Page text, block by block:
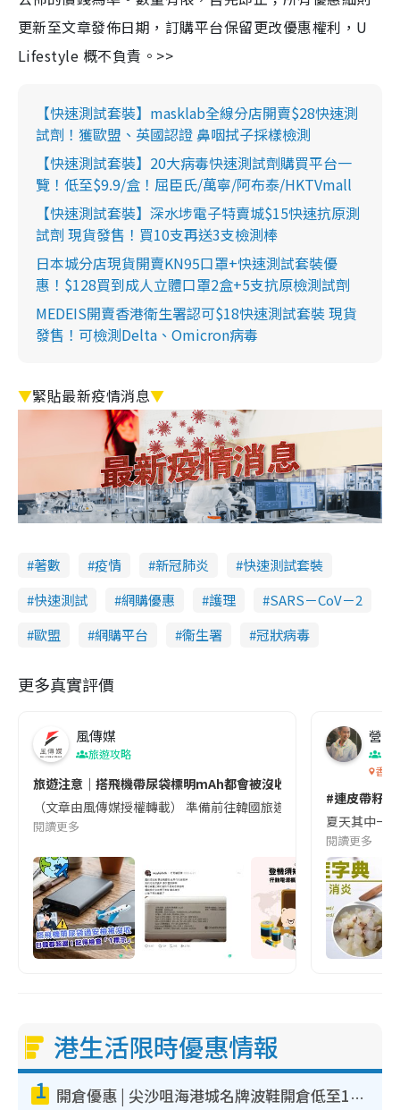
更新至文章發佈日期，訂購平台保留更改優惠權利，U
Lifestyle 概不負責。>>
【快速測試套裝】masklab全線分店開賣$28快速測
試劑！獲歐盟、英國認證 鼻咽拭子採樣檢測
【快速測試套裝】20大病毒快速測試劑購買平台一
覽！低至$9.9/盒！屈臣氏/萬寧/阿布泰/HKTVmall
【快速測試套裝】深水埗電子特賣城$15快速抗原測
試劑 現貨發售！買10支再送3支檢測棒
日本城分店現貨開賣KN95口罩+快速測試套裝優
惠！$128買到成人立體口罩2盒+5支抗原檢測試劑
MEDEIS開賣香港衛生署認可$18快速測試套裝 現貨
發售！可檢測Delta、Omicron病毒
▼緊貼最新疫情消息▼
著數 疫情 新冠肺炎
快速測試套裝
快速測試
網購優惠 護理
SARS－CoV－2
歐盟
網購平台 衞生署 冠狀病毒
更多真實評價
風傳媒
旅遊攻略
旅遊注意｜搭飛機帶尿袋標明mAh都會被沒收😱出發前切記檢查
（文章由風傳媒授權轉載） 準備前往韓國旅遊的民眾，近期要
閱讀更多
營養
香港
#連皮帶籽
夏天其中一
閱讀更多
港生活限時優惠情報
1 開倉優惠 | 尖沙咀海港城名牌波鞋開倉低至1折！On鞋$899起／Joy&Peace鞋履$98起